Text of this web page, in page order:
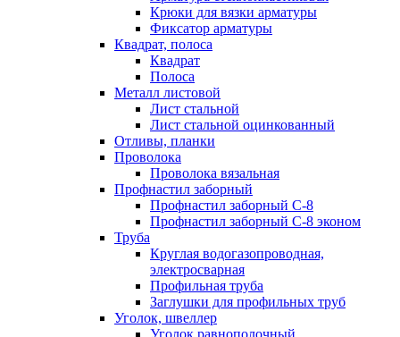
Крюки для вязки арматуры
Фиксатор арматуры
Квадрат, полоса
Квадрат
Полоса
Металл листовой
Лист стальной
Лист стальной оцинкованный
Отливы, планки
Проволока
Проволока вязальная
Профнастил заборный
Профнастил заборный С-8
Профнастил заборный С-8 эконом
Труба
Круглая водогазопроводная,
электросварная
Профильная труба
Заглушки для профильных труб
Уголок, швеллер
Уголок равнополочный